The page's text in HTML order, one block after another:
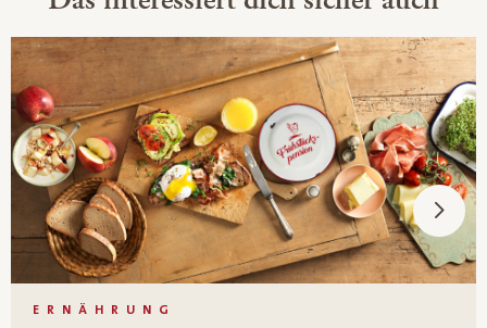
ERNÄHRUNG